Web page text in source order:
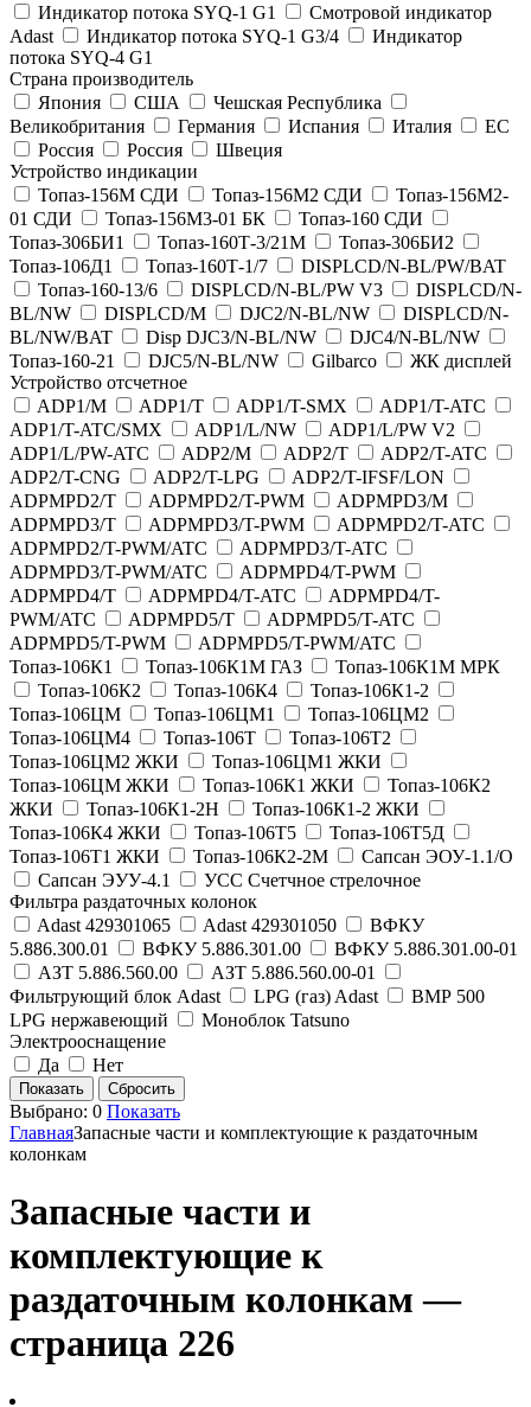
Индикатор потока SYQ-1 G1
Смотровой индикатор
Adast
Индикатор потока SYQ-1 G3/4
Индикатор
потока SYQ-4 G1
Страна производитель
Япония
США
Чешская Республика
Великобритания
Германия Испания Италия
ЕС
Россия
Россия
Швеция
Устройство индикации
Топаз-156М СДИ
Топаз-156М2 СДИ
Топаз-156М2-
01 СДИ
Топаз-156М3-01 БК
Топаз-160 СДИ
Топаз-306БИ1
Топаз-160Т-3/21М
Топаз-306БИ2
Топаз-106Д1
Топаз-160Т-1/7
DISPLCD/N-BL/PW/BAT
Топаз-160-13/6
DISPLCD/N-BL/PW V3
DISPLCD/N-
BL/NW
DISPLCD/M DJC2/N-BL/NW
DISPLCD/N-
BL/NW/BAT
Disp DJC3/N-BL/NW
DJC4/N-BL/NW
Топаз-160-21
DJC5/N-BL/NW Gilbarco
ЖК дисплей
Устройство отсчетное
ADP1/M
ADP1/T ADP1/T-SMX
ADP1/T-ATC
ADP1/T-ATC/SMX
ADP1/L/NW
ADP1/L/PW V2
ADP1/L/PW-ATC
ADP2/M ADP2/T
ADP2/T-ATC
ADP2/T-CNG
ADP2/T-LPG
ADP2/T-IFSF/LON
ADPMPD2/T
ADPMPD2/T-PWM
ADPMPD3/M
ADPMPD3/T
ADPMPD3/T-PWM
ADPMPD2/T-ATC
ADPMPD2/T-PWM/ATC
ADPMPD3/T-ATC
ADPMPD3/T-PWM/ATC
ADPMPD4/T-PWM
ADPMPD4/T
ADPMPD4/T-ATC
ADPMPD4/T-
PWM/ATC
ADPMPD5/T
ADPMPD5/T-ATC
ADPMPD5/T-PWM
ADPMPD5/T-PWM/ATC
Топаз-106К1
Топаз-106К1М ГАЗ
Топаз-106К1М МРК
Топаз-106К2
Топаз-106К4
Топаз-106К1-2
Топаз-106ЦМ
Топаз-106ЦМ1
Топаз-106ЦМ2
Топаз-106ЦМ4
Топаз-106Т
Топаз-106Т2
Топаз-106ЦМ2 ЖКИ
Топаз-106ЦМ1 ЖКИ
Топаз-106ЦМ ЖКИ
Топаз-106К1 ЖКИ
Топаз-106К2
ЖКИ
Топаз-106К1-2Н
Топаз-106К1-2 ЖКИ
Топаз-106К4 ЖКИ
Топаз-106Т5
Топаз-106Т5Д
Топаз-106Т1 ЖКИ
Топаз-106К2-2М
Сапсан ЭОУ-1.1/О
Сапсан ЭУУ-4.1
УСС Счетчное стрелочное
Фильтра раздаточных колонок
Adast 429301065
Adast 429301050
ВФКУ
5.886.300.01
ВФКУ 5.886.301.00
ВФКУ 5.886.301.00-01
АЗТ 5.886.560.00
АЗТ 5.886.560.00-01
Фильтрующий блок Adast
LPG (газ) Adast
ВМР 500
LPG нержавеющий
Моноблок Tatsuno
Электрооснащение
Да
Нет
Выбрано: 0 Показать
ГлавнаяЗапасные части и комплектующие к раздаточным
колонкам
Запасные части и
комплектующие к
раздаточным колонкам —
страница 226